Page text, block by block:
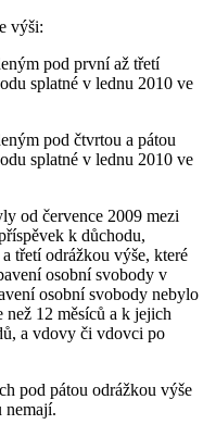
výši:
pod první až třetí
splatné v lednu 2010 ve
pod čtvrtou a pátou
splatné v lednu 2010 ve
od července 2009 mezi
k důchodu,
třetí odrážkou výše, které
osobní svobody v
osobní svobody nebylo
než 12 měsíců a k jejich
a vdovy či vdovci po
pod pátou odrážkou výše
nemají.